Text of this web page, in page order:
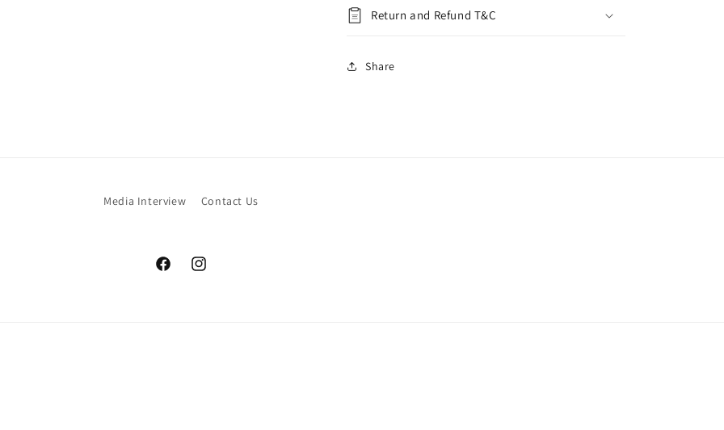
Return and Refund T&C
Share
Media Interview Contact Us
FacebookInstagram